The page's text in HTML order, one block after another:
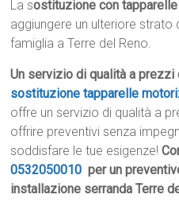
La sostituzione con
aggiungere un ulteriore
famiglia a Terre del Reno.
Un servizio di qualità a
sostituzione tapparelle
offre un servizio di qualità a
offrire preventivi senza
soddisfare le tue esigenze!
0532050010 per un
installazione serranda Terre